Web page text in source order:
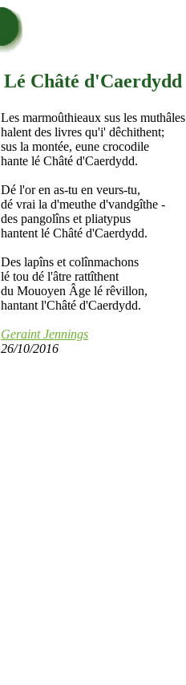
Lé Châté d'Caerdydd
Les marmoûthieaux sus les muthâles
halent des livres qu'i' dêchithent;
sus la montée, eune crocodile
hante lé Châté d'Caerdydd.
Dé l'or en as-tu en veurs-tu,
dé vrai la d'meuthe d'vandgîthe -
des pangolîns et pliatypus
hantent lé Châté d'Caerdydd.
Des lapîns et colînmachons
lé tou dé l'âtre rattîthent
du Mouoyen Âge lé rêvillon,
hantant l'Châté d'Caerdydd.
Geraint Jennings
26/10/2016